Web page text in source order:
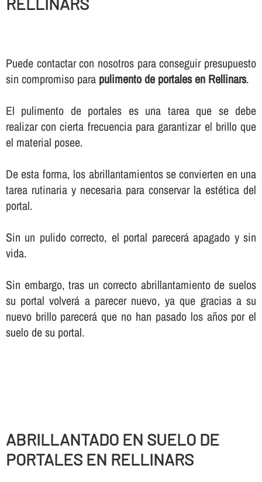
Puede contactar con nosotros para conseguir presupuesto
sin compromiso para pulimento de portales en Rellinars.
El pulimento de portales es una tarea que se debe
realizar con cierta frecuencia para garantizar el brillo que
el material posee.
De esta forma, los abrillantamientos se convierten en una
tarea rutinaria y necesaria para conservar la estética del
portal.
Sin un pulido correcto, el portal parecerá apagado y sin
vida.
Sin embargo, tras un correcto abrillantamiento de suelos
su portal volverá a parecer nuevo, ya que gracias a su
nuevo brillo parecerá que no han pasado los años por el
suelo de su portal.
ABRILLANTADO EN SUELO DE
PORTALES EN RELLINARS